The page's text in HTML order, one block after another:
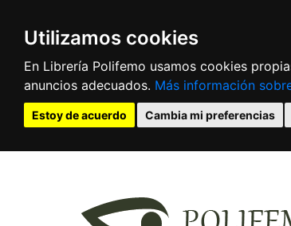
Utilizamos cookies
En Librería Polifemo usamos cookies
anuncios adecuados. Más información
Estoy de acuerdo Cambia mi preferencias